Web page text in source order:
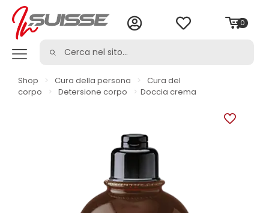
0
Shop > Cura della persona >
Cura del
corpo
> Detersione corpo > Doccia crema